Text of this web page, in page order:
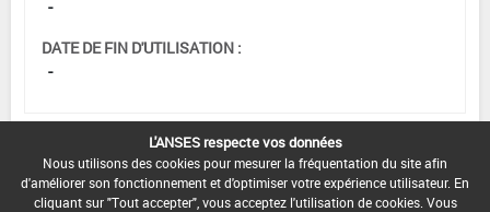
-
DATE DE FIN D'UTILISATION :
-
[15101212] Seigle*Trt Sem.*Champignons
(autres que pythiacées)
L'ANSES respecte vos données
Nous utilisons des cookies pour mesurer la fréquentation du site afin
d'améliorer son fonctionnement et d'optimiser votre expérience utilisateur. En
cliquant sur "Tout accepter", vous acceptez l'utilisation de cookies. Vous